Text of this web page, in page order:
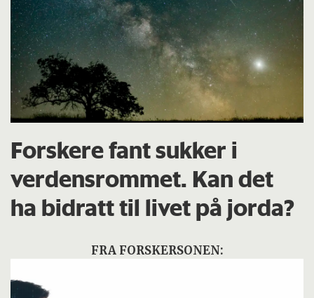
Forskere fant sukker i
verdensrommet. Kan det
ha bidratt til livet på jorda?
FRA FORSKERSONEN: